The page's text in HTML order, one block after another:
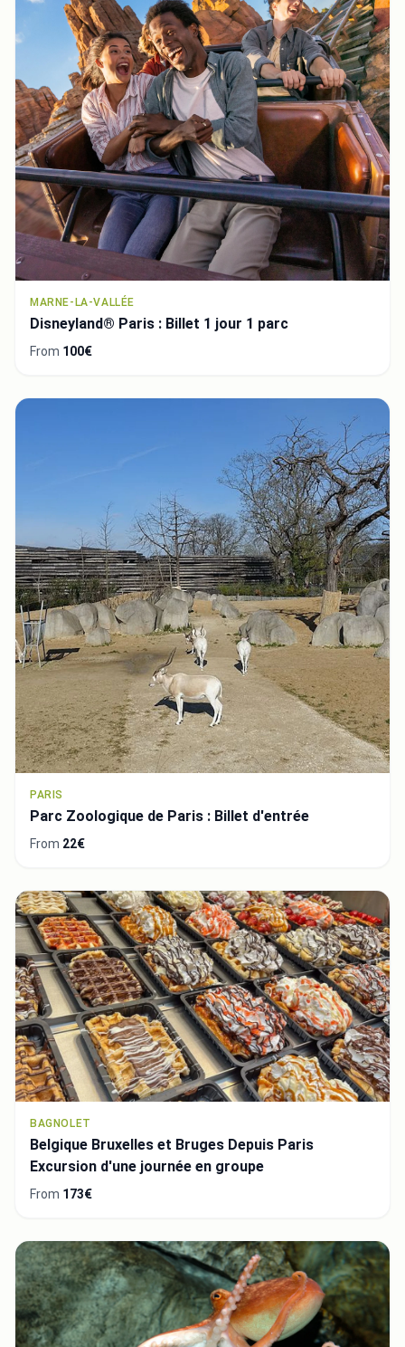
MARNE-LA-VALLÉE
Disneyland® Paris : Billet 1 jour 1 parc
From 100€
PARIS
Parc Zoologique de Paris : Billet d'entrée
From 22€
BAGNOLET
Belgique Bruxelles et Bruges Depuis Paris
Excursion d'une journée en groupe
From 173€